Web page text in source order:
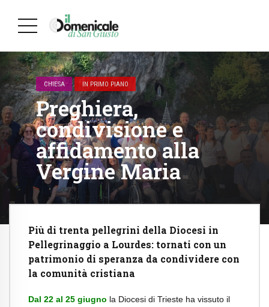
CHIESA IN PRIMO PIANO
Preghiera,
condivisione e
affidamento alla
Vergine Maria
Più di trenta pellegrini della Diocesi in
Pellegrinaggio a Lourdes: tornati con un
patrimonio di speranza da condividere con
la comunità cristiana
Dal 22 al 25 giugno la Diocesi di Trieste ha vissuto il